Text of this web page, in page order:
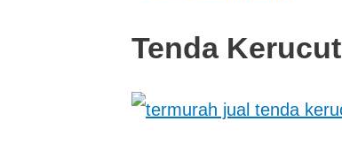
Tenda Kerucut